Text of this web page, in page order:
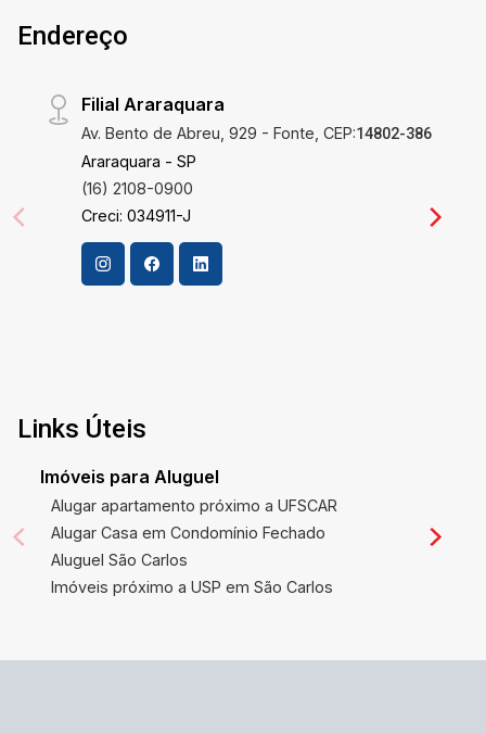
região estratégica, o condomínio proporciona
fácil acesso a comércios, serviços, escolas e
de vida com segurança e lazer. Valores e
disponibilidade sujeitos a alteração sem aviso
prévio. Imobiliária Cardinalli, Filial Campinas -
(19) 3341-5000 Rua José Pires Neto, 53,
Cambuí - 13025-170, Campinas - SP.
Endereço
Filial Araraquara
Av. Bento de Abreu, 929 - Fonte, CEP:14802-386
Araraquara - SP
(16) 2108-0900
Creci: 034911-J
Links Úteis
Imóveis para Aluguel
Alugar apartamento próximo a UFSCAR
Alugar Casa em Condomínio Fechado
Aluguel São Carlos
Imóveis próximo a USP em São Carlos